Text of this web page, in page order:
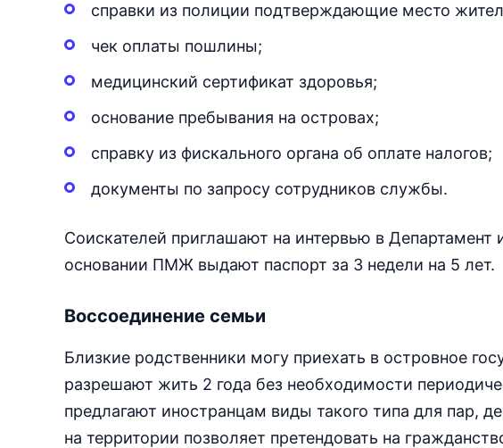
справки из полиции подтверждающие место
чек оплаты пошлины;
медицинский сертификат здоровья;
основание пребывания на островах;
справку из фискального органа об оплате налогов;
документы по запросу сотрудников службы.
Соискателей приглашают на интервью в
основании ПМЖ выдают паспорт за 3 недели на 5 лет.
Воссоединение семьи
Близкие родственники могу приехать в островное
разрешают жить 2 года без необходимости
предлагают иностранцам виды такого типа для пар,
на территории позволяет претендовать на